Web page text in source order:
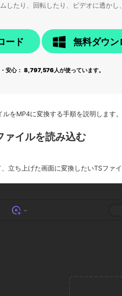
したり、回転したり、ビデオに透か
ード 無料ダウン
安心：8,797,576人が使っています。
をMP4に変換する手順を説明します。
イルを読み込む
立ち上げた画面に変換したいTSファ